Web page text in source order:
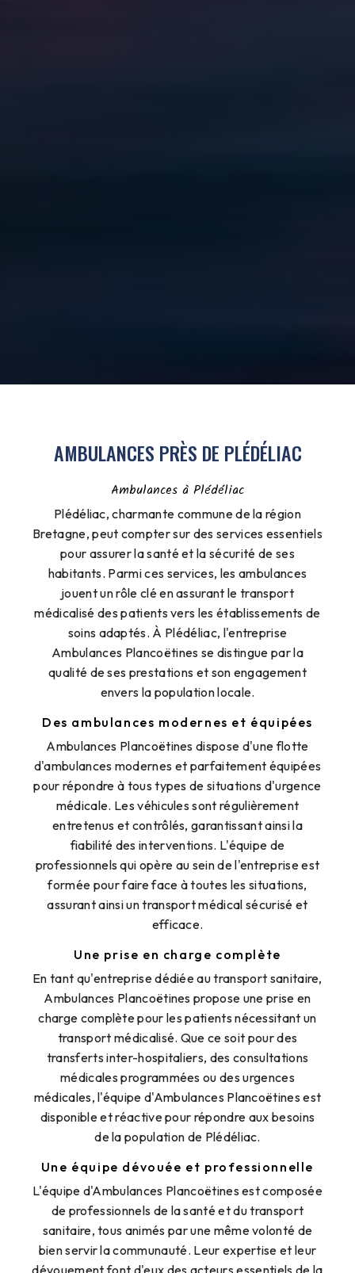
AMBULANCES PRÈS DE PLÉDÉLIAC
Ambulances à Plédéliac
Plédéliac, charmante commune de la région
Bretagne, peut compter sur des services essentiels
pour assurer la santé et la sécurité de ses
habitants. Parmi ces services, les ambulances
jouent un rôle clé en assurant le transport
médicalisé des patients vers les établissements de
soins adaptés. À Plédéliac, l'entreprise
Ambulances Plancoëtines se distingue par la
qualité de ses prestations et son engagement
envers la population locale.
Des ambulances modernes et équipées
Ambulances Plancoëtines dispose d'une flotte
d'ambulances modernes et parfaitement équipées
pour répondre à tous types de situations d'urgence
médicale. Les véhicules sont régulièrement
entretenus et contrôlés, garantissant ainsi la
fiabilité des interventions. L'équipe de
professionnels qui opère au sein de l'entreprise est
formée pour faire face à toutes les situations,
assurant ainsi un transport médical sécurisé et
efficace.
Une prise en charge complète
En tant qu'entreprise dédiée au transport sanitaire,
Ambulances Plancoëtines propose une prise en
charge complète pour les patients nécessitant un
transport médicalisé. Que ce soit pour des
transferts inter-hospitaliers, des consultations
médicales programmées ou des urgences
médicales, l'équipe d'Ambulances Plancoëtines est
disponible et réactive pour répondre aux besoins
de la population de Plédéliac.
Une équipe dévouée et professionnelle
L'équipe d'Ambulances Plancoëtines est composée
de professionnels de la santé et du transport
sanitaire, tous animés par une même volonté de
bien servir la communauté. Leur expertise et leur